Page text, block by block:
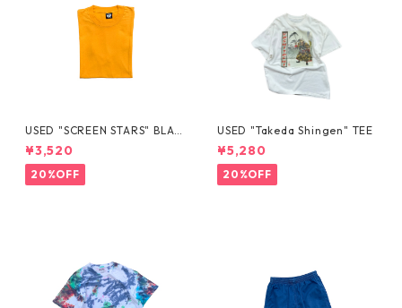
USED "SCREEN STARS" BLAN
K TEE
¥3,520
20%OFF
USED "Takeda Shingen" TEE
¥5,280
20%OFF